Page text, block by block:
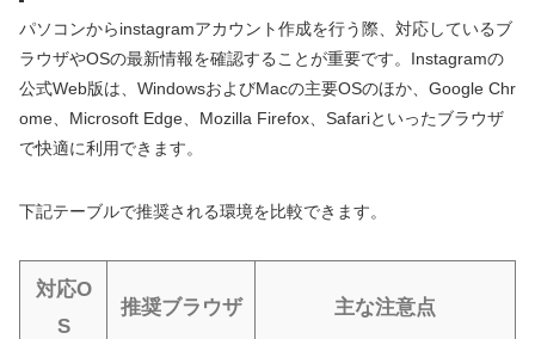
パソコンからinstagramアカウント作成を行う際、対応しているブ
ラウザやOSの最新情報を確認することが重要です。Instagramの
公式Web版は、WindowsおよびMacの主要OSのほか、Google Chr
ome、Microsoft Edge、Mozilla Firefox、Safariといったブラウザ
で快適に利用できます。
下記テーブルで推奨される環境を比較できます。
対応O
S
推奨ブラウザ 主な注意点